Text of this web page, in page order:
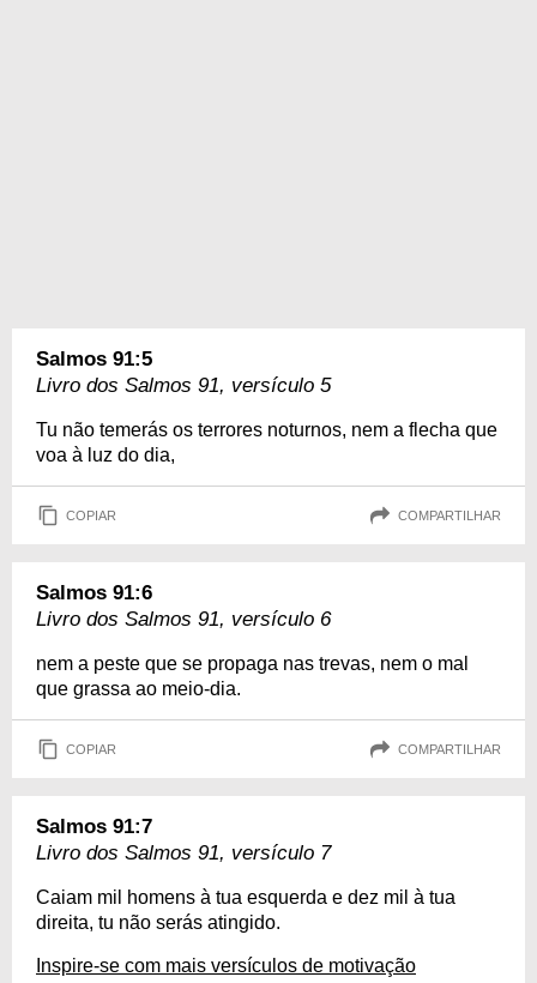
Salmos 91:5
Livro dos Salmos 91, versículo 5
Tu não temerás os terrores noturnos, nem a flecha que
voa à luz do dia,
COPIAR COMPARTILHAR
Salmos 91:6
Livro dos Salmos 91, versículo 6
nem a peste que se propaga nas trevas, nem o mal
que grassa ao meio-dia.
COPIAR COMPARTILHAR
Salmos 91:7
Livro dos Salmos 91, versículo 7
Caiam mil homens à tua esquerda e dez mil à tua
direita, tu não serás atingido.
Inspire-se com mais versículos de motivação